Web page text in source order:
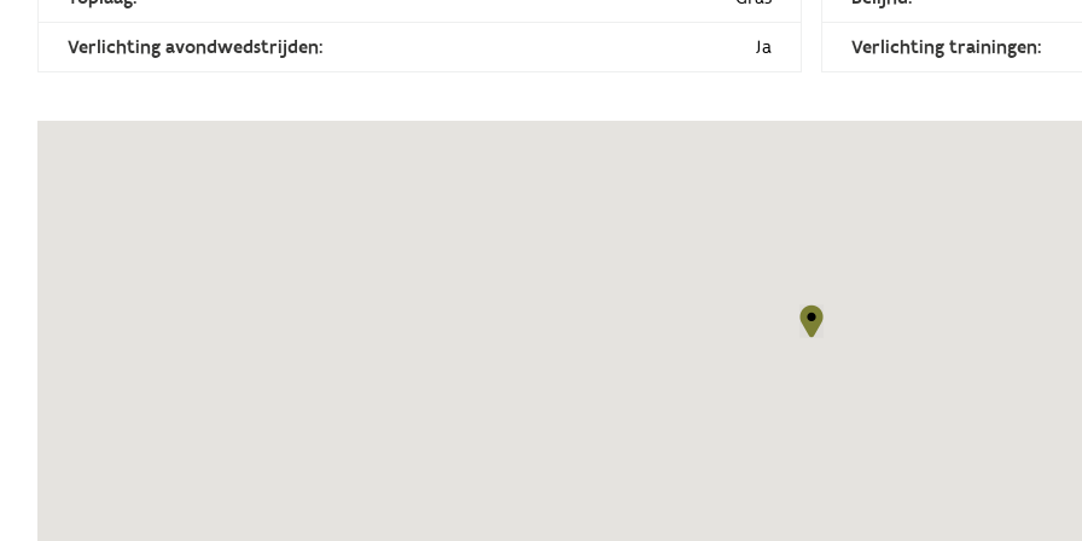
Verlichting avondwedstrijden: Ja Verlichting trainingen: